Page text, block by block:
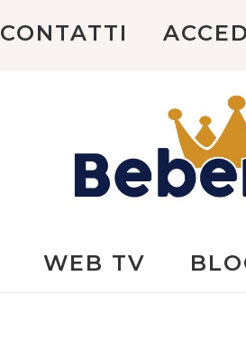
CONTATTI
WEB TV